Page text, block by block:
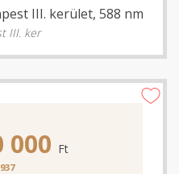
III. kerület, 588 nm
III. ker
000 Ft